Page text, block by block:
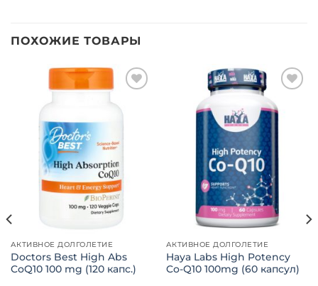
ПОХОЖИЕ ТОВАРЫ
в список
АКТИВНОЕ ДОЛГОЛЕТИЕ
Doctors Best High Abs
CoQ10 100 mg (120 капс.)
Добавить
в список
желаний
АКТИВНОЕ ДОЛГОЛЕТИЕ
Haya Labs High Potency
Co-Q10 100mg (60 капсул)